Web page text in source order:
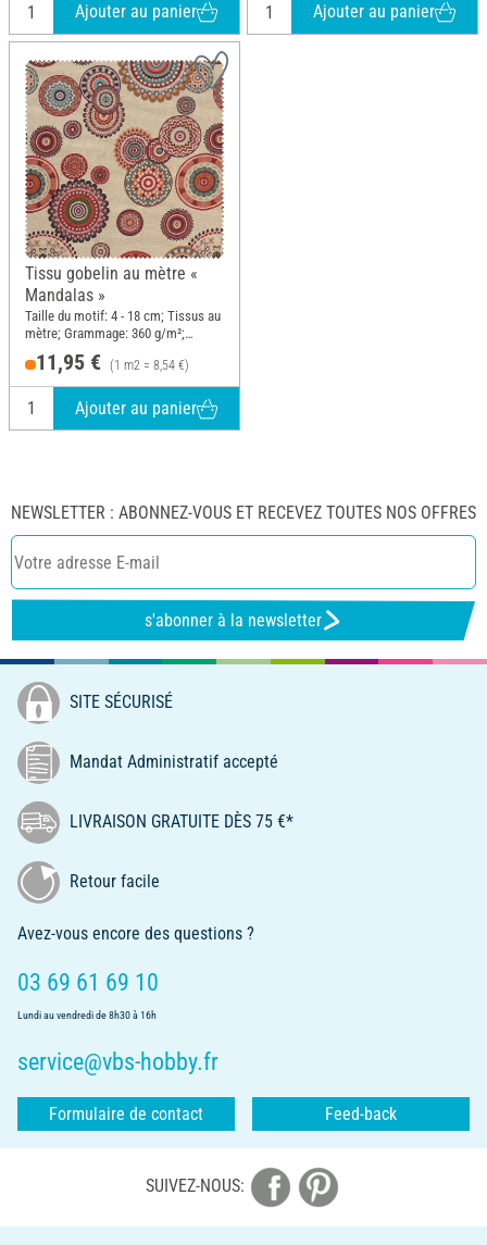
Ajouter au panier Ajouter au panier
Tissu gobelin au mètre «
Mandalas »
Taille du motif: 4 - 18 cm; Tissus au
mètre; Grammage: 360 g/m²;
Largeur: 140 cm
11,95 € (1 m2 = 8,54 €)
Ajouter au panier
NEWSLETTER : ABONNEZ-VOUS ET RECEVEZ TOUTES NOS OFFRES
s'abonner à la newsletter
SITE SÉCURISÉ
Mandat Administratif accepté
LIVRAISON GRATUITE DÈS 75 €*
Retour facile
Avez-vous encore des questions ?
03 69 61 69 10
Lundi au vendredi de 8h30 à 16h
service@vbs-hobby.fr
Formulaire de contact Feed-back
SUIVEZ-NOUS: